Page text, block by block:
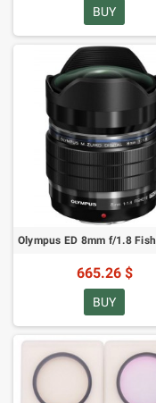
BUY
665.26 $
BUY